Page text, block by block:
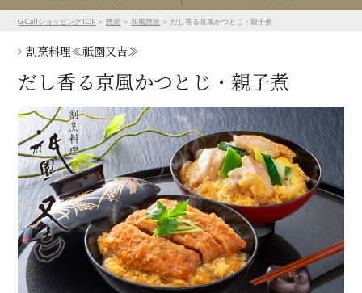
G-CallショッピングTOP ＞惣菜 ＞和風惣菜 ＞ だし香る京風かつとじ・親子煮
割烹料理≪祇園又吉≫
だし香る京風かつとじ・親子煮